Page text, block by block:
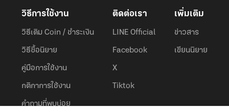
วิธีการใช้งาน
วิธีเติม Coin / ชำระเงิน
วิธีซื้อนิยาย
คู่มือการใช้งาน
กติกาการใช้งาน
คำถามที่พบบ่อย
ติดต่อเรา
LINE Official
Facebook
X
Tiktok
เพิ่มเติม
ข่าวสาร
เขียนนิยาย